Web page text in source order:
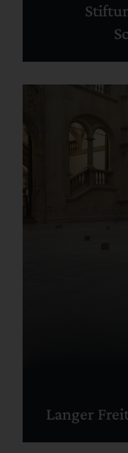
Langer